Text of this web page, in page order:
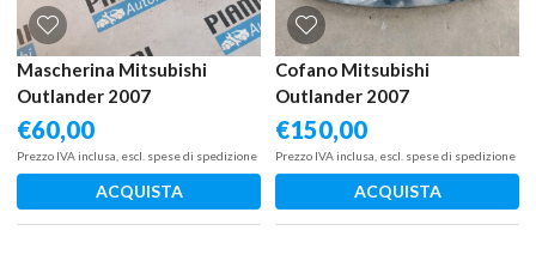
Mascherina Mitsubishi
Outlander 2007
€60,00
Prezzo IVA inclusa, escl. spese di spedizione
ACQUISTA
Cofano Mitsubishi
Outlander 2007
€150,00
Prezzo IVA inclusa, escl. spese di spedizione
ACQUISTA